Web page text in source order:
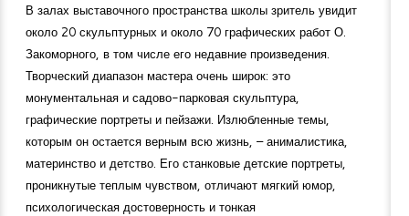
В залах выставочного пространства школы зритель увидит
около 20 скульптурных и около 70 графических работ О.
Закоморного, в том числе его недавние произведения.
Творческий диапазон мастера очень широк: это
монументальная и садово-парковая скульптура,
графические портреты и пейзажи. Излюбленные темы,
которым он остается верным всю жизнь, – анималистика,
материнство и детство. Его станковые детские портреты,
проникнутые теплым чувством, отличают мягкий юмор,
психологическая достоверность и тонкая